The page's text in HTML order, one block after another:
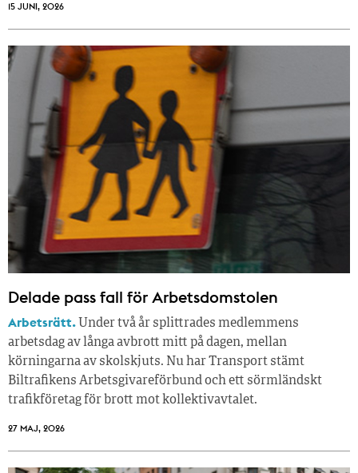
15 JUNI, 2026
Delade pass fall för Arbetsdomstolen
Arbetsrätt. Under två år splittrades medlemmens
arbetsdag av långa avbrott mitt på dagen, mellan
körningarna av skolskjuts. Nu har Transport stämt
Biltrafikens Arbetsgivareförbund och ett sörmländskt
trafikföretag för brott mot kollektivavtalet.
27 MAJ, 2026